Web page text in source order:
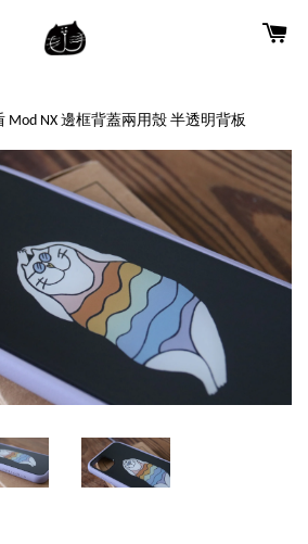
Mod NX 邊框背蓋兩用殼 半透明背板